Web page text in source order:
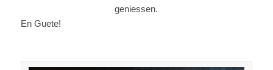
geniessen.
En Guete!